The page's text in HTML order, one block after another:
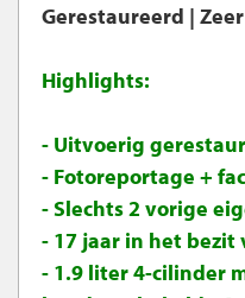
Gerestaureerd |
Highlights:
- Uitvoerig
- Fotoreportage +
- Slechts 2 vorige
- 17 jaar in het
- 1.9 liter 4-cilinder